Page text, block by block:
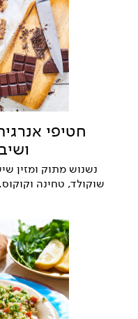
חטיפי
נשנוש מתוק ומזין
שוקולד, טחינה